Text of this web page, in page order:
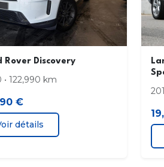
Inserts de porte métal
Miroir de courtoisie conducteur
Ouverture des vitres
Prise 12V
Rover Discovery
• 122,990 km
€
détails